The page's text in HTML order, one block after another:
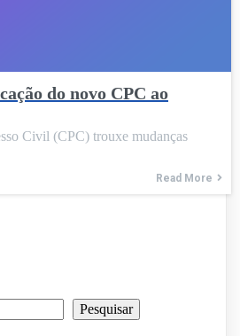
do novo CPC ao
Civil (CPC) trouxe mudanças
Read More
Pesquisar